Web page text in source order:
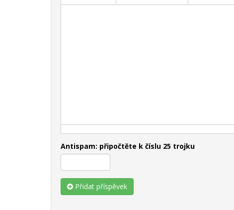
Antispam: připočtěte k číslu 25 trojku
Přidat příspěvek